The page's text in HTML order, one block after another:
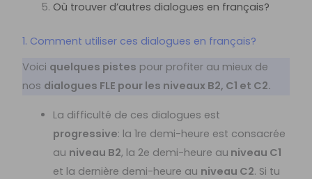
Où trouver d’autres dialogues en français?
1. Comment utiliser ces dialogues en français?
Voici quelques pistes pour profiter au mieux de
nos dialogues FLE pour les niveaux B2, C1 et C2.
La difficulté de ces dialogues est
progressive: la 1re demi-heure est consacrée
au niveau B2, la 2e demi-heure au niveau C1
et la dernière demi-heure au niveau C2. Si tu